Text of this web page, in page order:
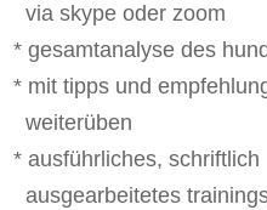
via skype oder zoom
* gesamtanalyse des
* mit tipps und
weiterüben
* ausführliches, schriftlich
ausgearbeitetes